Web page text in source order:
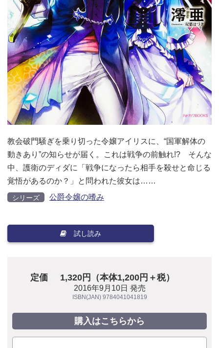
教会破門騒ぎを乗り切った令嬢アイリスに、“国軍解体の
動きあり”の知らせが届く。これは戦争の前触れ!? そんな
中、護衛のディダに「戦争になったら相手を殺せと命じる
覚悟があるのか？」と問われた彼女は……
シリーズ 公爵令嬢の嗜み
試し読み
定価 1,320円（本体1,200円＋税）
2016年9月10日 発売
ISBN(JAN) 9784041041819
購入はこちらから